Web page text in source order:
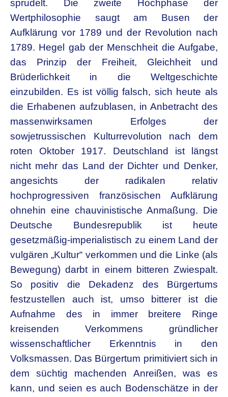
sprudelt. Die zweite Hochphase der
Wertphilosophie saugt am Busen der
Aufklärung vor 1789 und der Revolution nach
1789. Hegel gab der Menschheit die Aufgabe,
das Prinzip der Freiheit, Gleichheit und
Brüderlichkeit in die Weltgeschichte
einzubilden. Es ist völlig falsch, sich heute als
die Erhabenen aufzublasen, in Anbetracht des
massenwirksamen Erfolges der
sowjetrussischen Kulturrevolution nach dem
roten Oktober 1917. Deutschland ist längst
nicht mehr das Land der Dichter und Denker,
angesichts der radikalen relativ
hochprogressiven französischen Aufklärung
ohnehin eine chauvinistische Anmaßung. Die
Deutsche Bundesrepublik ist heute
gesetzmäßig-imperialistisch zu einem Land der
vulgären „Kultur“ verkommen und die Linke (als
Bewegung) darbt in einem bitteren Zwiespalt.
So positiv die Dekadenz des Bürgertums
festzustellen auch ist, umso bitterer ist die
Aufnahme des in immer breitere Ringe
kreisenden Verkommens gründlicher
wissenschaftlicher Erkenntnis in den
Volksmassen. Das Bürgertum primitiviert sich in
dem süchtig machenden Anreißen, was es
kann, und seien es auch Bodenschätze in der